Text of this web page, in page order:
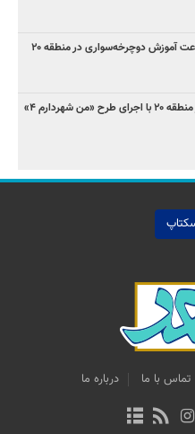
شهردارم ۴»
تماس با ما درباره ما